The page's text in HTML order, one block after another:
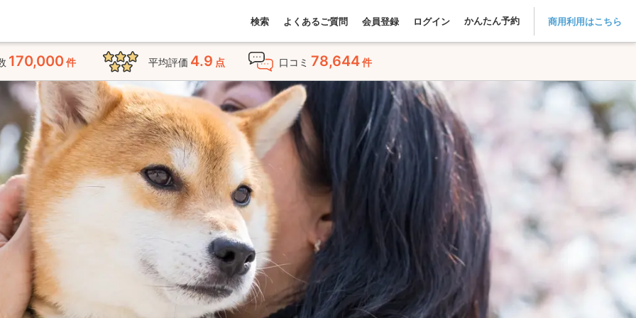
検索 よくあるご質問 会員登録 ログイン かんたん予約 商用利用はこちら
170,000件 平均評価 4.9 点 口コミ 78,644件